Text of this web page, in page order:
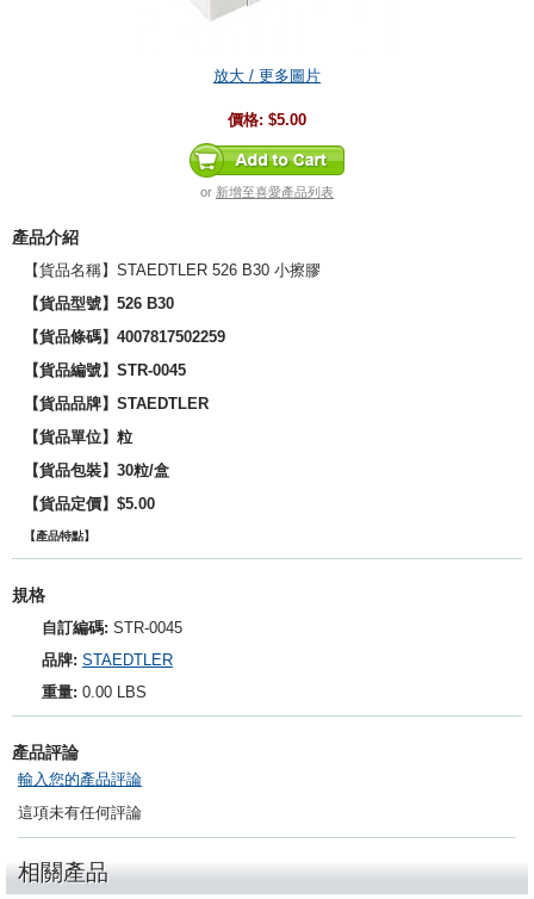
放大 / 更多圖片
價格: $5.00
or 新增至喜愛產品列表
產品介紹
【貨品名稱】STAEDTLER 526 B30 小擦膠
【貨品型號】 526 B30
【貨品條碼】4007817502259
【貨品編號】STR-0045
【貨品品牌】 STAEDTLER
【貨品單位】粒
【貨品包裝】30粒/盒
【貨品定價】$5.00
【產品特點】
規格
自訂編碼: STR-0045
品牌: STAEDTLER
重量: 0.00 LBS
產品評論
輸入您的產品評論
這項未有任何評論
相關產品